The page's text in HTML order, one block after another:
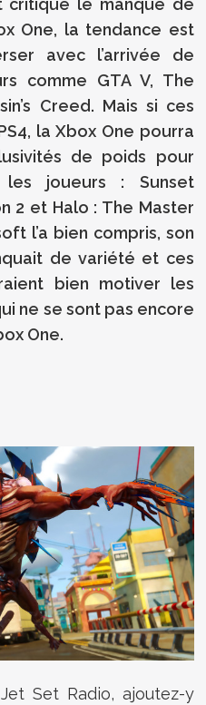
One, la tendance est
avec l’arrivée de
comme GTA V, The
Creed. Mais si ces
la Xbox One pourra
de poids pour
joueurs : Sunset
2 et Halo : The Master
l’a bien compris, son
de variété et ces
bien motiver les
ne se sont pas encore
One.
Set Radio, ajoutez-y